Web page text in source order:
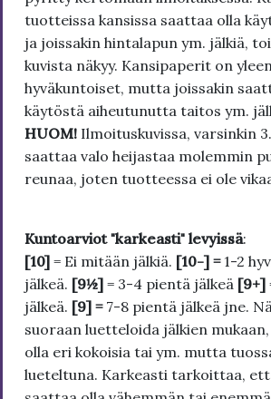
tuotteissa kansissa saattaa olla
ja joissakin hintalapun ym. jälkiä,
kuvista näkyy. Kansipaperit on
hyväkuntoiset, mutta joissakin
käytöstä aiheutunutta taitos ym.
HUOM! Ilmoituskuvissa, varsinkin
saattaa valo heijastaa molemmin
reunaa, joten tuotteessa ei ole
Kuntoarviot "karkeasti" levyissä:
[10] = Ei mitään jälkiä. [10-] = 1-2
jälkeä. [9½] = 3-4 pientä jälkeä [9+]
jälkeä. [9] = 7-8 pientä jälkeä jne.
suoraan luetteloida jälkien
olla eri kokoisia tai ym. mutta
lueteltuna. Karkeasti tarkoittaa,